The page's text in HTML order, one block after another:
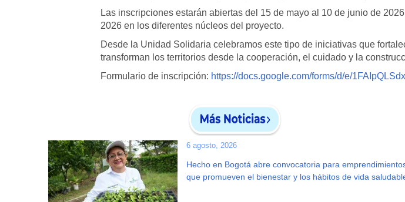
Las inscripciones estarán abiertas del 15 de mayo al 10 de junio de
2026 en los diferentes núcleos del proyecto.
Desde la Unidad Solidaria celebramos este tipo de iniciativas que
transforman los territorios desde la cooperación, el cuidado y la
Formulario de inscripción: https://docs.google.com/forms/d/e/
6 agosto, 2026
Hecho en Bogotá abre convocatoria para
que promueven el bienestar y los hábitos de vida